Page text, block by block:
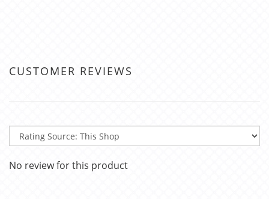
CUSTOMER REVIEWS
No review for this product